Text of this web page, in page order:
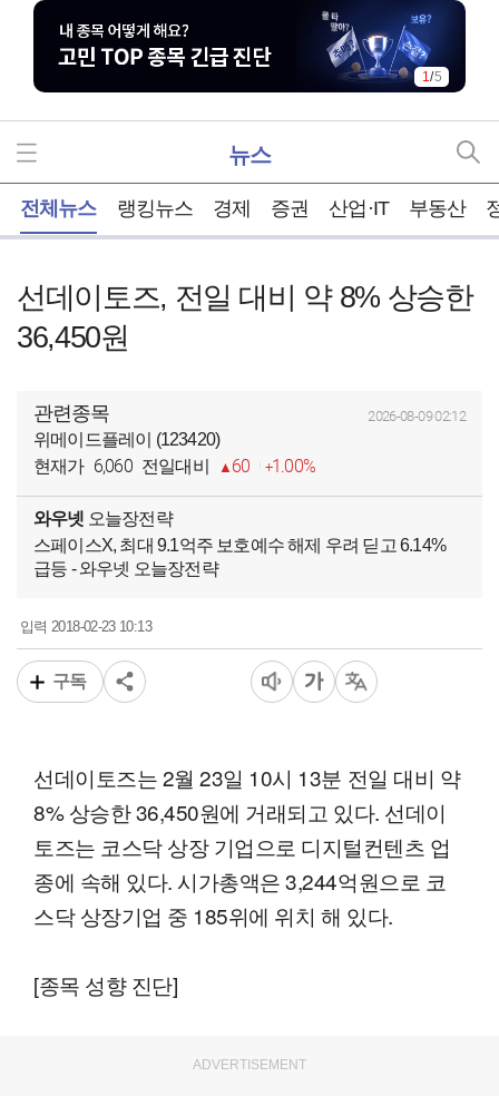
2/5
뉴스
전체뉴스 랭킹뉴스 경제 증권 산업·IT 부동산
선데이토즈, 전일 대비 약 8% 상승한
36,450원
관련종목 2026-08-09 02:12
위메이드플레이 (123420)
현재가 6,060 전일대비 60 1.00%
와우넷 오늘장전략
스페이스X, 최대 9.1억주 보호예수 해제 우려 딛고 6.14%
급등 - 와우넷 오늘장전략
입력2018-02-23 10:13
구독
선데이토즈는 2월 23일 10시 13분 전일 대비 약
8% 상승한 36,450원에 거래되고 있다. 선데이
토즈는 코스닥 상장 기업으로 디지털컨텐츠 업
종에 속해 있다. 시가총액은 3,244억원으로 코
스닥 상장기업 중 185위에 위치 해 있다.
[종목 성향 진단]
ADVERTISEMENT